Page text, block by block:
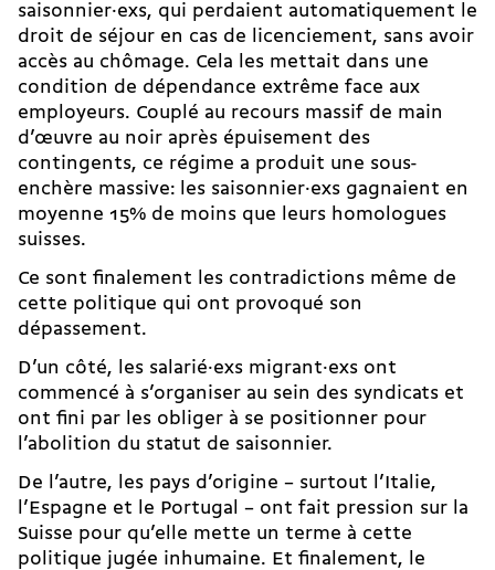
saisonnier·exs, qui perdaient automatiquement le
droit de séjour en cas de licenciement, sans avoir
accès au chômage. Cela les mettait dans une
condition de dépendance extrême face aux
employeurs. Couplé au recours massif de main
d’œuvre au noir après épuisement des
contingents, ce régime a produit une sous-
enchère massive: les saisonnier·exs gagnaient en
moyenne 15% de moins que leurs homologues
suisses.
Ce sont finalement les contradictions même de
cette politique qui ont provoqué son
dépassement.
D’un côté, les salarié·exs migrant·exs ont
commencé à s’organiser au sein des syndicats et
ont fini par les obliger à se positionner pour
l’abolition du statut de saisonnier.
De l’autre, les pays d’origine – surtout l’Italie,
l’Espagne et le Portugal – ont fait pression sur la
Suisse pour qu’elle mette un terme à cette
politique jugée inhumaine. Et finalement, le